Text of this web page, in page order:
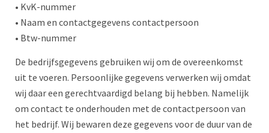
• KvK-nummer
• Naam en contactgegevens contactpersoon
• Btw-nummer
De bedrijfsgegevens gebruiken wij om de overeenkomst
uit te voeren. Persoonlijke gegevens verwerken wij omdat
wij daar een gerechtvaardigd belang bij hebben. Namelijk
om contact te onderhouden met de contactpersoon van
het bedrijf. Wij bewaren deze gegevens voor de duur van de